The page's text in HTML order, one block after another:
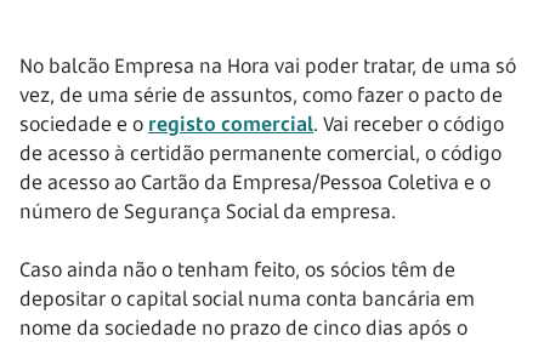
No balcão Empresa na Hora vai poder tratar, de uma só
vez, de uma série de assuntos, como fazer o pacto de
sociedade e o registo comercial. Vai receber o código
de acesso à certidão permanente comercial, o código
de acesso ao Cartão da Empresa/Pessoa Coletiva e o
número de Segurança Social da empresa.
Caso ainda não o tenham feito, os sócios têm de
depositar o capital social numa conta bancária em
nome da sociedade no prazo de cinco dias após o